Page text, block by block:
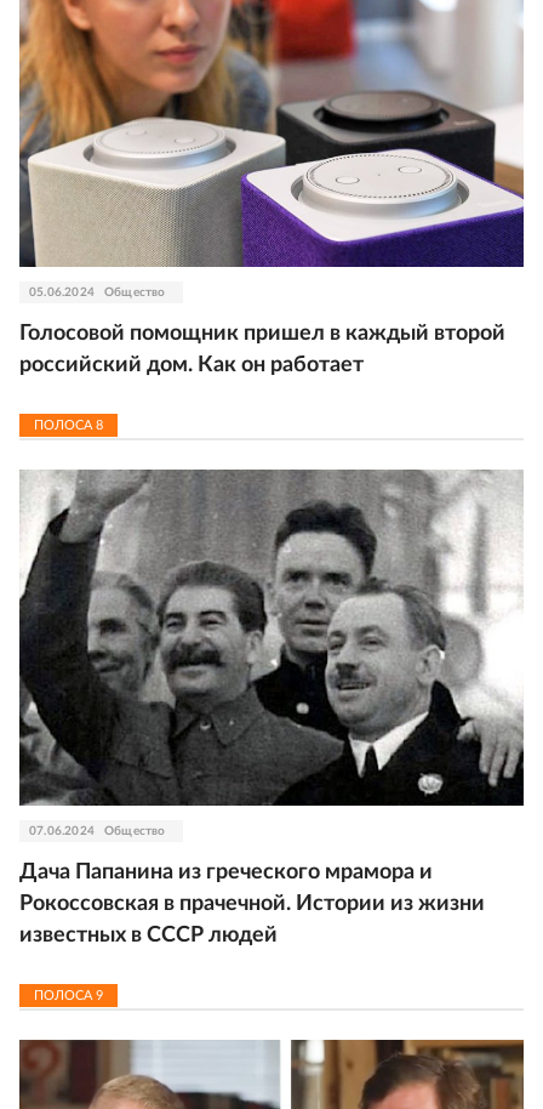
05.06.2024 Общество
Голосовой помощник пришел в каждый второй
российский дом. Как он работает
ПОЛОСА 8
07.06.2024 Общество
Дача Папанина из греческого мрамора и
Рокоссовская в прачечной. Истории из жизни
известных в СССР людей
ПОЛОСА9